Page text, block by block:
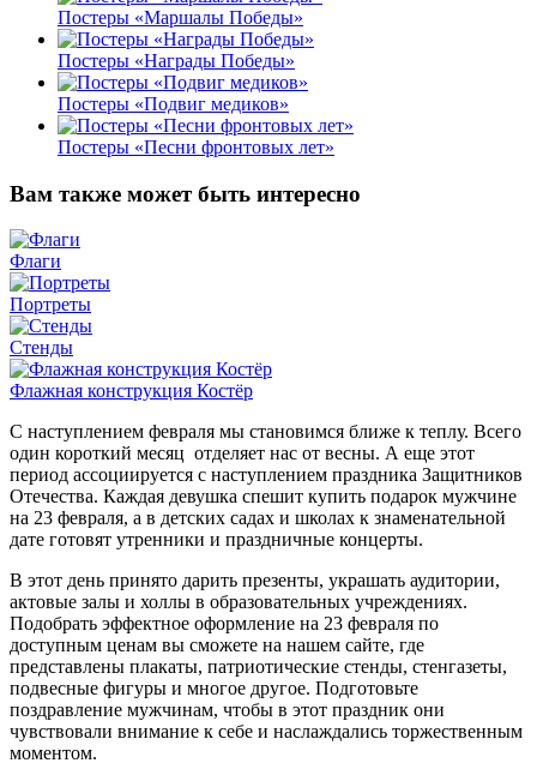
Постеры «Маршалы Победы»
Постеры «Награды Победы»
Постеры «Подвиг медиков»
Постеры «Песни фронтовых лет»
Вам также может быть интересно
Флаги
Портреты
Стенды
Флажная конструкция Костёр
С наступлением февраля мы становимся ближе к теплу. Всего
один короткий месяц отделяет нас от весны. А еще этот
период ассоциируется с наступлением праздника Защитников
Отечества. Каждая девушка спешит купить подарок мужчине
на 23 февраля, а в детских садах и школах к знаменательной
дате готовят утренники и праздничные концерты.
В этот день принято дарить презенты, украшать аудитории,
актовые залы и холлы в образовательных учреждениях.
Подобрать эффектное оформление на 23 февраля по
доступным ценам вы сможете на нашем сайте, где
представлены плакаты, патриотические стенды, стенгазеты,
подвесные фигуры и многое другое. Подготовьте
поздравление мужчинам, чтобы в этот праздник они
чувствовали внимание к себе и наслаждались торжественным
моментом.